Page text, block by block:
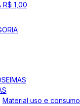
R$ 1,00
Material uso e consumo